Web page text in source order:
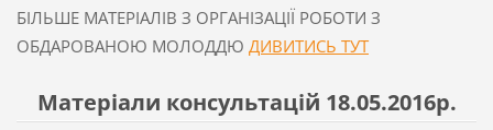
БІЛЬШЕ МАТЕРІАЛІВ З ОРГАНІЗАЦІЇ РОБОТИ З
ОБДАРОВАНОЮ МОЛОДДЮ ДИВИТИСЬ ТУТ
Матеріали консультацій 18.05.2016р.